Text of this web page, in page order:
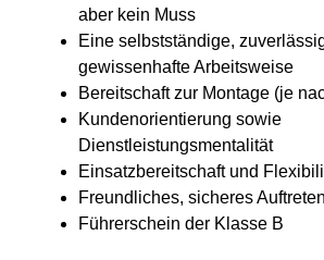
aber kein Muss
Eine selbstständige,
gewissenhafte Arbeitsweise
Bereitschaft zur Montage (je
Kundenorientierung sowie
Dienstleistungsmentalität
Einsatzbereitschaft und
Freundliches, sicheres Auftreten
Führerschein der Klasse B